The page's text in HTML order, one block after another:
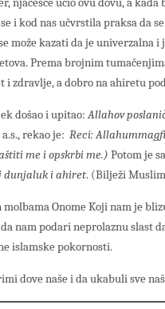
njačešće učio ovu dovu, a
i kod nas učvrstila praksa da
može kazati da je univerzalna
Prema brojnim
i zdravlje, a dobro na ahiretu
došao i upitao:Allahov
rekao je: Reci:
me i opskrbi me.) Potom je
dunjaluk i ahiret. (Bilježi
molbama Onome Koji nam je
nam podari neprolaznu slast
islamske pokornosti.
dove naše i da ukabuli sve